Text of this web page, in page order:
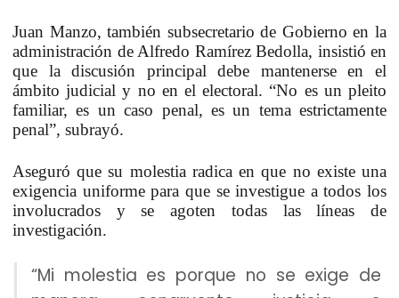
Juan Manzo, también subsecretario de Gobierno en la
administración de Alfredo Ramírez Bedolla, insistió en
que la discusión principal debe mantenerse en el
ámbito judicial y no en el electoral. “No es un pleito
familiar, es un caso penal, es un tema estrictamente
penal”, subrayó.
Aseguró que su molestia radica en que no existe una
exigencia uniforme para que se investigue a todos los
involucrados y se agoten todas las líneas de
investigación.
“Mi molestia es porque no se exige de